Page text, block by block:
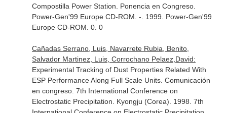
Compostilla Power Station. Ponencia en Congreso.
Power-Gen'99 Europe CD-ROM. -. 1999. Power-Gen'99
Europe CD-ROM. 0. 0
Cañadas Serrano, Luis, Navarrete Rubia, Benito,
Salvador Martinez, Luis, Corrochano Pelaez,David:
Experimental Tracking of Dust Properties Related With
ESP Performance Along Full Scale Units. Comunicación
en congreso. 7th International Conference on
Electrostatic Precipitation. Kyongju (Corea). 1998. 7th